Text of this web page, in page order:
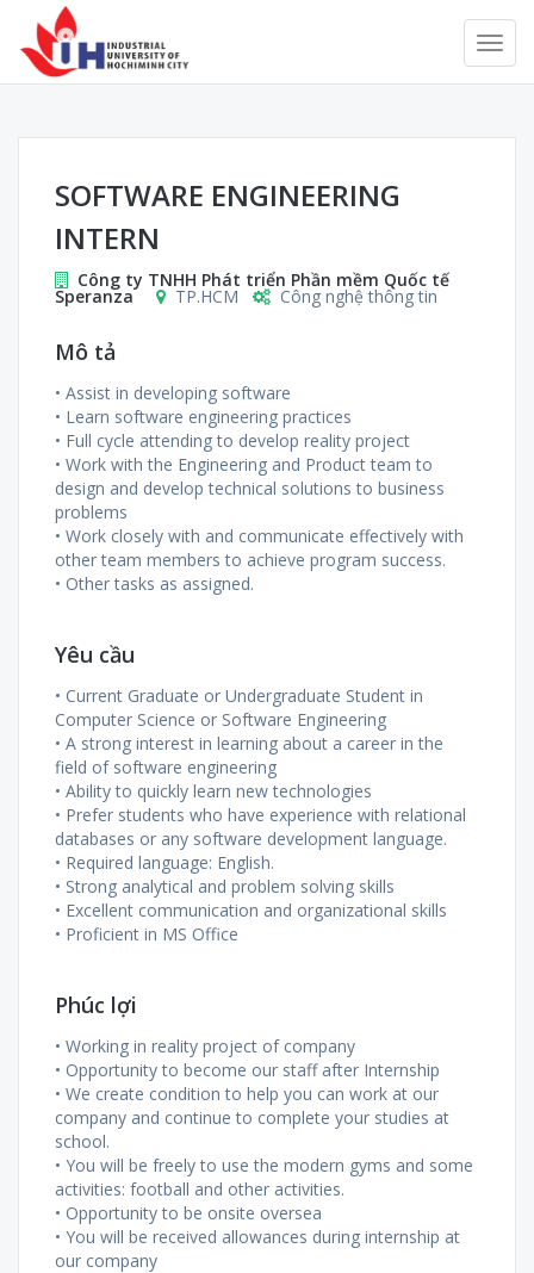
SOFTWARE ENGINEERING
INTERN
Công ty TNHH Phát triển Phần mềm Quốc tế
Speranza TP.HCM Công nghệ thông tin
Mô tả
• Assist in developing software
• Learn software engineering practices
• Full cycle attending to develop reality project
• Work with the Engineering and Product team to
design and develop technical solutions to business
problems
• Work closely with and communicate effectively with
other team members to achieve program success.
• Other tasks as assigned.
Yêu cầu
• Current Graduate or Undergraduate Student in
Computer Science or Software Engineering
• A strong interest in learning about a career in the
field of software engineering
• Ability to quickly learn new technologies
• Prefer students who have experience with relational
databases or any software development language.
• Required language: English.
• Strong analytical and problem solving skills
• Excellent communication and organizational skills
• Proficient in MS Office
Phúc lợi
• Working in reality project of company
• Opportunity to become our staff after Internship
• We create condition to help you can work at our
company and continue to complete your studies at
school.
• You will be freely to use the modern gyms and some
activities: football and other activities.
• Opportunity to be onsite oversea
• You will be received allowances during internship at
our company